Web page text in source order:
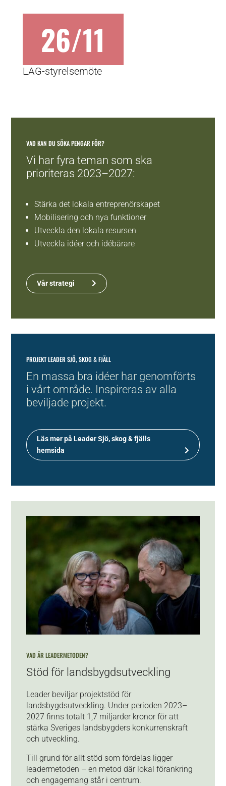
26/11
LAG-styrelsemöte
VAD KAN DU SÖKA PENGAR FÖR?
Vi har fyra teman som ska
prioriteras 2023–2027:
Stärka det lokala entreprenörskapet
Mobilisering och nya funktioner
Utveckla den lokala resursen
Utveckla idéer och idébärare
Vår strategi
PROJEKT LEADER SJÖ, SKOG & FJÄLL
En massa bra idéer har genomförts
i vårt område. Inspireras av alla
beviljade projekt.
Läs mer på Leader Sjö, skog & fjälls
hemsida
VAD ÄR LEADERMETODEN?
Stöd för landsbygdsutveckling
Leader beviljar projektstöd för
landsbygdsutveckling. Under perioden 2023–
2027 finns totalt 1,7 miljarder kronor för att
stärka Sveriges landsbygders konkurrenskraft
och utveckling.
Till grund för allt stöd som fördelas ligger
leadermetoden – en metod där lokal förankring
och engagemang står i centrum.